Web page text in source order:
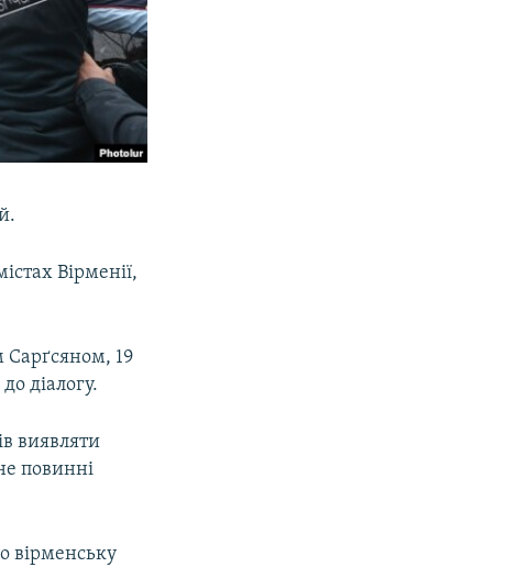
Вірменії,
Сарґсяном, 19
діалогу.
виявляти
повинні
вірменську